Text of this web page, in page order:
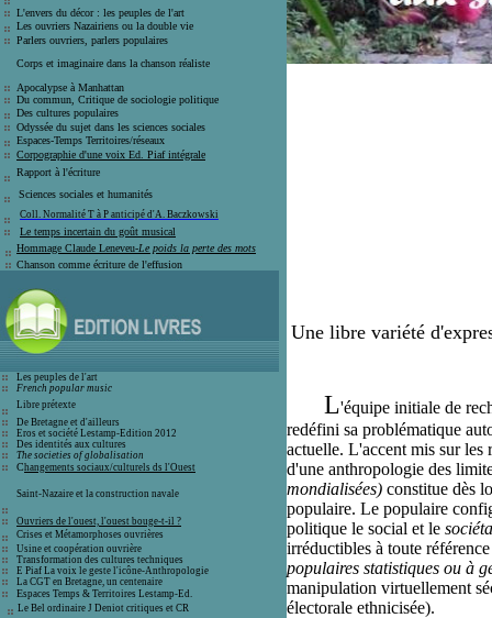
L'envers du décor : les peuples de l'art
Les ouvriers Nazairiens ou la double vie
Parlers ouvriers, parlers populaires
Corps et imaginaire dans la chanson réaliste
Apocalypse à Manhattan
Du commun, Critique de sociologie politique
Des cultures populaires
Odyssée du sujet dans les sciences sociales
Espaces-Temps Territoires/réseaux
Corpographie d'une voix Ed. Piaf intégrale
Rapport à l'écriture
Sciences sociales et humanités
Coll. Normalité T à P anticipé d'A. Baczkowski
Le temps incertain du goût musical
Hommage Claude Leneveu-Le poids la perte des mots
Chanson comme écriture de l'effusion
Les peuples de l'art
French popular music
Libre prétexte
De Bretagne et d'ailleurs
Eros et société Lestamp-Edition 2012
Des identités aux cultures
The societies of globalisation
Changements sociaux/culturels ds l'Ouest
Saint-Nazaire et la construction navale
Ouvriers de l'ouest, l'ouest bouge-t-il ?
Crises et Métamorphoses ouvrières
Usine et coopération ouvrière
Transformation des cultures techniques
E Piaf La voix le geste l'icône-Anthropologie
La CGT en Bretagne, un centenaire
Espaces Temps & Territoires Lestamp-Ed.
Le Bel ordinaire J Deniot critiques et CR
Une libre variété
L'équipe initiale de
redéfini sa problématique
actuelle. L'accent mis sur les
d'une anthropologie des
mondialisées) constitue dès
populaire. Le populaire
politique le social et le
irréductibles à toute
populaires statistiques ou à
manipulation virtuellement
électorale ethnicisée).